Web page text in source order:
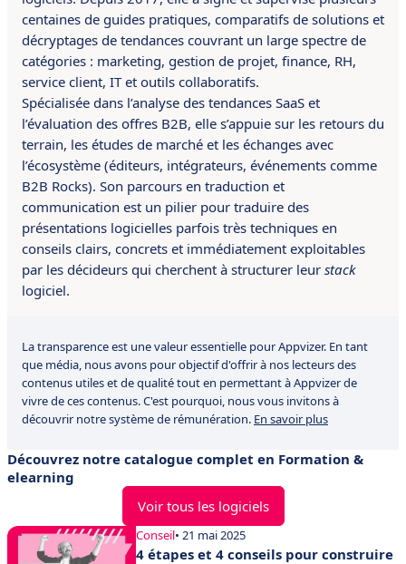
centaines de guides pratiques, comparatifs de solutions et
décryptages de tendances couvrant un large spectre de
catégories : marketing, gestion de projet, finance, RH,
service client, IT et outils collaboratifs.
Spécialisée dans l’analyse des tendances SaaS et
l’évaluation des offres B2B, elle s’appuie sur les retours du
terrain, les études de marché et les échanges avec
l’écosystème (éditeurs, intégrateurs, événements comme
B2B Rocks). Son parcours en traduction et
communication est un pilier pour traduire des
présentations logicielles parfois très techniques en
conseils clairs, concrets et immédiatement exploitables
par les décideurs qui cherchent à structurer leur stack
logiciel.
La transparence est une valeur essentielle pour Appvizer. En tant
que média, nous avons pour objectif d'offrir à nos lecteurs des
contenus utiles et de qualité tout en permettant à Appvizer de
vivre de ces contenus. C'est pourquoi, nous vous invitons à
découvrir notre système de rémunération. En savoir plus
Découvrez notre catalogue complet en Formation &
elearning
Voir tous les logiciels
Conseil• 21 mai 2025
4 étapes et 4 conseils pour construire